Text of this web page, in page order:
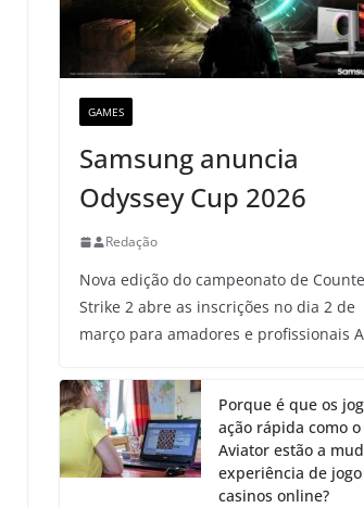
GAMES
Samsung anuncia
Odyssey Cup 2026
Redação
Nova edição do campeonato de
Strike 2 abre as inscrições no dia 2 de
março para amadores e profissionais A
Porque é que os
ação rápida como o
Aviator estão a
experiência de
casinos online?